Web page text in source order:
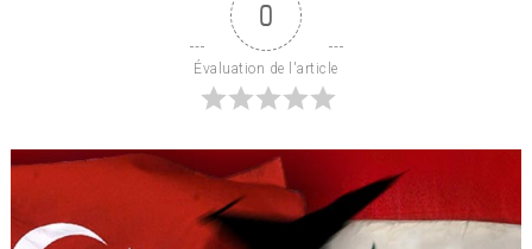
0
Évaluation de l'article